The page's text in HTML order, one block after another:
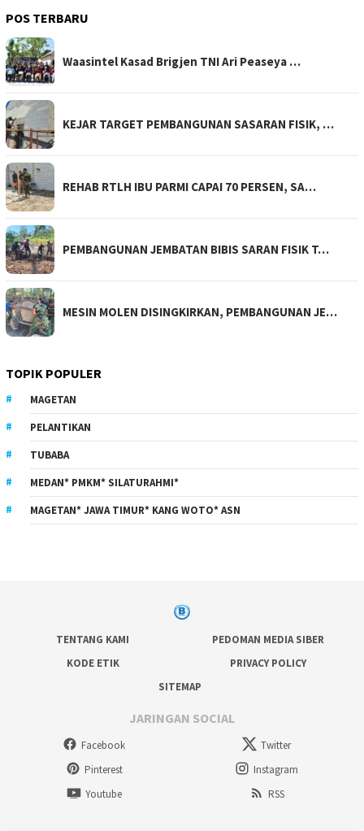
POS TERBARU
Waasintel Kasad Brigjen TNI Ari Peaseya …
KEJAR TARGET PEMBANGUNAN SASARAN FISIK, …
REHAB RTLH IBU PARMI CAPAI 70 PERSEN, SA…
PEMBANGUNAN JEMBATAN BIBIS SARAN FISIK T…
MESIN MOLEN DISINGKIRKAN, PEMBANGUNAN JE…
TOPIK POPULER
MAGETAN
PELANTIKAN
TUBABA
MEDAN* PMKM* SILATURAHMI*
MAGETAN* JAWA TIMUR* KANG WOTO* ASN
TENTANG KAMI
PEDOMAN MEDIA SIBER
KODE ETIK
PRIVACY POLICY
SITEMAP
JARINGAN SOCIAL
Facebook
Twitter
Pinterest
Instagram
Youtube
RSS